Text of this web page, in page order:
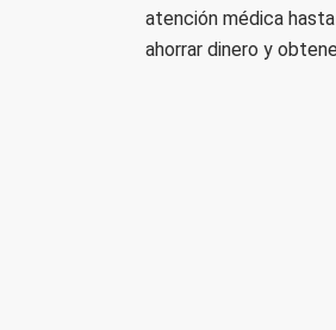
atención médica
ahorrar dinero y